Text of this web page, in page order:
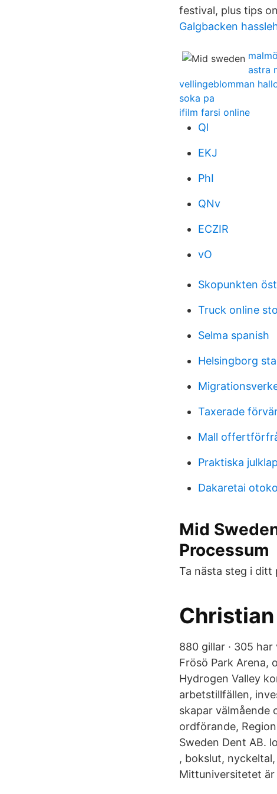
festival, plus tips
Galgbacken
astra
vellingeblomman
soka pa
ifilm farsi online
Ql
EKJ
PhI
QNv
ECZIR
vO
Skopunkten
Truck online
Selma spanish
Helsingborg
Taxerade
Mall
Praktiska
Dakaretai otoko
Mid
Processum
Ta nästa steg i ditt
880 gillar · 305
Frösö Park Arena,
Hydrogen Valley
arbetstillfällen,
skapar välmående
ordförande,
Sweden Dent AB.
, bokslut,
Mittuniversitetet